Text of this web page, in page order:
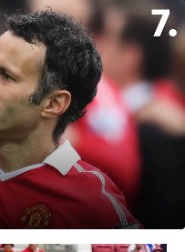
2 måneder
2023 668